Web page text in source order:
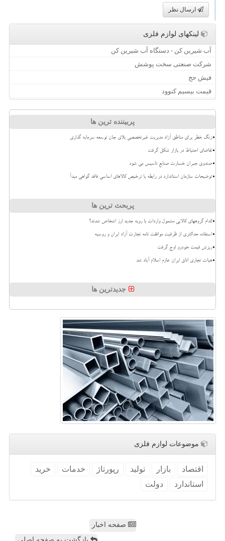
ارسال نظر
لینکهای لوازم فلزی
آب شیرین کن - دستگاه آب شیرین کن
شرکت صنعتی سخت پوشش
فیش حج
قیمت بیسیم کنوود
پربیننده ترین ها
زنگ خطر برای مناطق آزاد مدیریت غیرتخصصی بلای جان توسعه سرمایه گذاری
تقاضای احتیاط در بازار شکل گرفت
صندوق جبران خسارت صنایع تاسیس می شود
توضیحات سازمان استاندارد در رابطه با ترخیص کالاهای اساسی فاقد گواهی مبدأ
پربحث ترین ها
کدام گروههای کالایی مشمول واردات با رویه جدید ارز اشخاص شدند؟
استفاده حداکثری از ظرفیت موافقت نامه تجارت آزاد ایران و روسیه
ریزش قیمت خودرو اوج گرفت
هیات تجاری اتاق ایران عازم اسلام آباد شد
جدیدترین ها
موضوعات لوازم فلزی
اقتصاد بازار تولید رپورتاژ خدمات
خرید
استاندارد
دولت
صفحه اخبار